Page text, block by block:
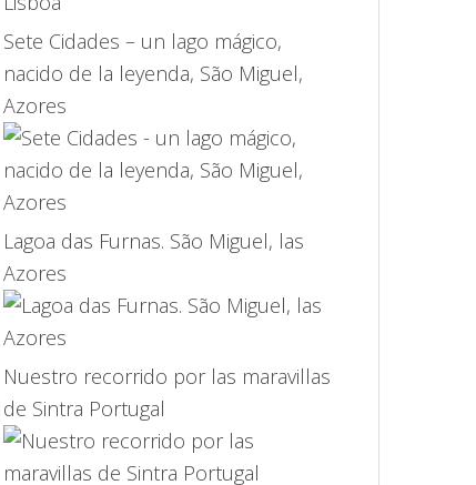
Sete Cidades – un lago mágico,
nacido de la leyenda, São Miguel,
Azores
Lagoa das Furnas. São Miguel, las
Azores
Nuestro recorrido por las maravillas
de Sintra Portugal